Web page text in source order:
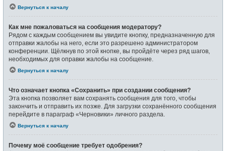
Вернуться к началу
Как мне пожаловаться на сообщения модератору?
Рядом с каждым сообщением вы увидите кнопку, предназначенную для
отправки жалобы на него, если это разрешено администратором
конференции. Щёлкнув по этой кнопке, вы пройдёте через ряд шагов,
необходимых для оправки жалобы на сообщение.
Вернуться к началу
Что означает кнопка «Сохранить» при создании сообщения?
Эта кнопка позволяет вам сохранять сообщения для того, чтобы
закончить и отправить их позже. Для загрузки сохранённого сообщения
перейдите в параграф «Черновики» личного раздела.
Вернуться к началу
Почему моё сообщение требует одобрения?